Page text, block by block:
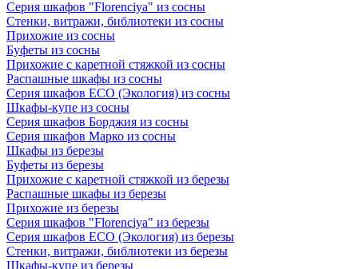
Серия шкафов "Florenciya" из сосны
Стенки, витражи, библиотеки из сосны
Прихожие из сосны
Буфеты из сосны
Прихожие с каретной стяжкой из сосны
Распашные шкафы из сосны
Серия шкафов ECO (Экология) из сосны
Шкафы-купе из сосны
Серия шкафов Борджия из сосны
Серия шкафов Марко из сосны
Шкафы из березы
Буфеты из березы
Прихожие с каретной стяжкой из березы
Распашные шкафы из березы
Прихожие из березы
Серия шкафов "Florenciya" из березы
Серия шкафов ECO (Экология) из березы
Стенки, витражи, библиотеки из березы
Шкафы-купе из березы